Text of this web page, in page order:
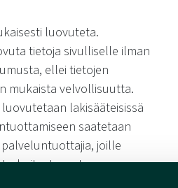
luovuteta.
tietoja sivulliselle ilman
ellei tietojen
mukaista velvollisuutta.
lakisääteisissä
saatetaan
joille
varten.